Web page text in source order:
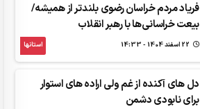
فریاد مردم خراسان رضوی بلندتر از همیشه/
بیعت خراسانی‌ها با رهبر انقلاب
استانها
دل های آکنده از غم ولی اراده های استوار
برای نابودی دشمن